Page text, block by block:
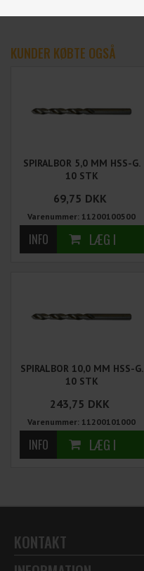
KUNDER KØBTE OGSÅ
SPIRALBOR 5,0 MM HSS-G.
10 STK
69,75 DKK
Varenummer: 11200100500
SPIRALBOR 10,0 MM HSS-G.
10 STK
243,75 DKK
Varenummer: 11200101000
KONTAKT